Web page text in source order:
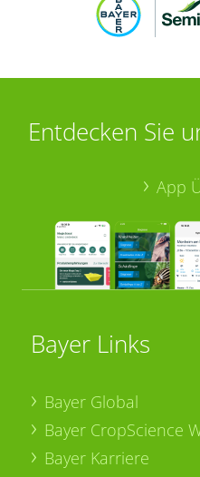
Entdecken Sie
App
Bayer Links
Bayer Global
Bayer CropScience
Bayer Karriere